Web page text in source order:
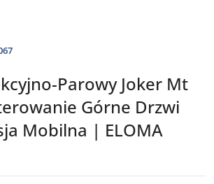
Parowy Joker Mt
Górne Drzwi
Mobilna | ELOMA